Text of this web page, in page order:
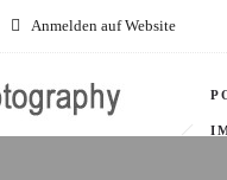
Anmelden auf Website